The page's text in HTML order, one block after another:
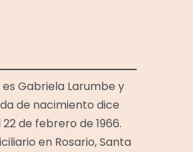
Gabriela Larumbe y
de nacimiento dice
de febrero de 1966.
en Rosario, Santa